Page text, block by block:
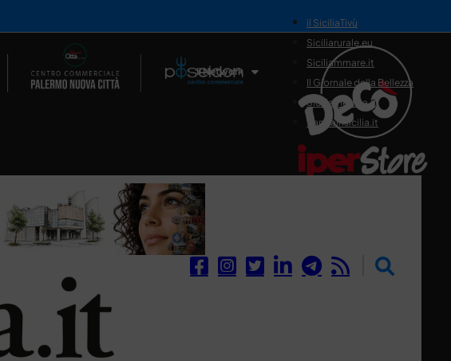
Il Network
il SiciliaTivù
Siciliarurale.eu
Siciliammare.it
Il Giornale della Bellezza
Siciliamedica.it
Sanitainsicilia.it